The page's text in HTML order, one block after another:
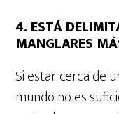
4. ESTÁ
MANGLARES
Si estar cerca de
mundo no es